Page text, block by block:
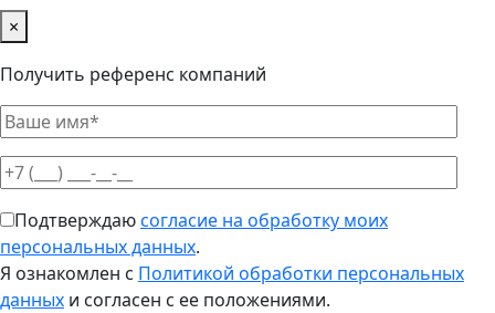
×
Получить референс компаний
Подтверждаюсогласие на обработку моих
персональных данных.
Я ознакомлен с Политикой обработки персональных
данных и согласен с ее положениями.